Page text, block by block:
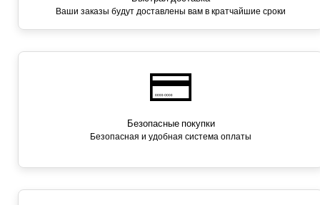
Ваши заказы будут доставлены вам в кратчайшие сроки
Безопасные покупки
Безопасная и удобная система оплаты